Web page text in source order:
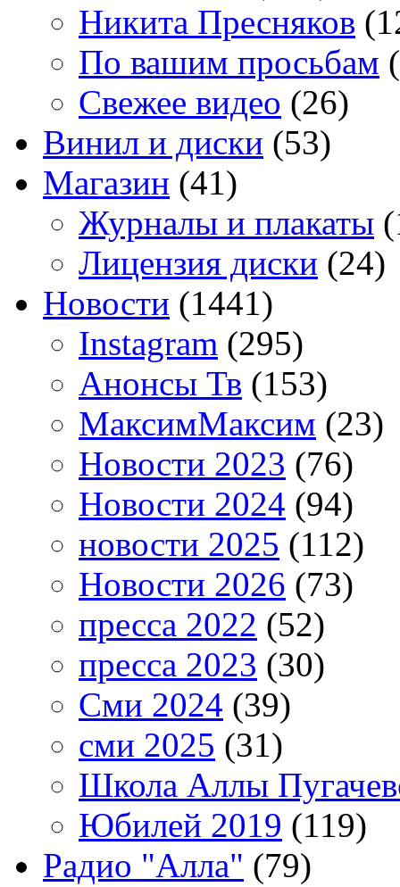
Никита Пресняков
По вашим просьбам
Свежее видео (26)
Винил и диски (53)
Магазин (41)
Журналы и плакаты
Лицензия диски (24)
Новости (1441)
Instagram (295)
Анонсы Тв (153)
МаксимМаксим (23)
Новости 2023 (76)
Новости 2024 (94)
новости 2025 (112)
Новости 2026 (73)
пресса 2022 (52)
пресса 2023 (30)
Сми 2024 (39)
сми 2025 (31)
Школа Аллы
Юбилей 2019 (119)
Радио "Алла" (79)